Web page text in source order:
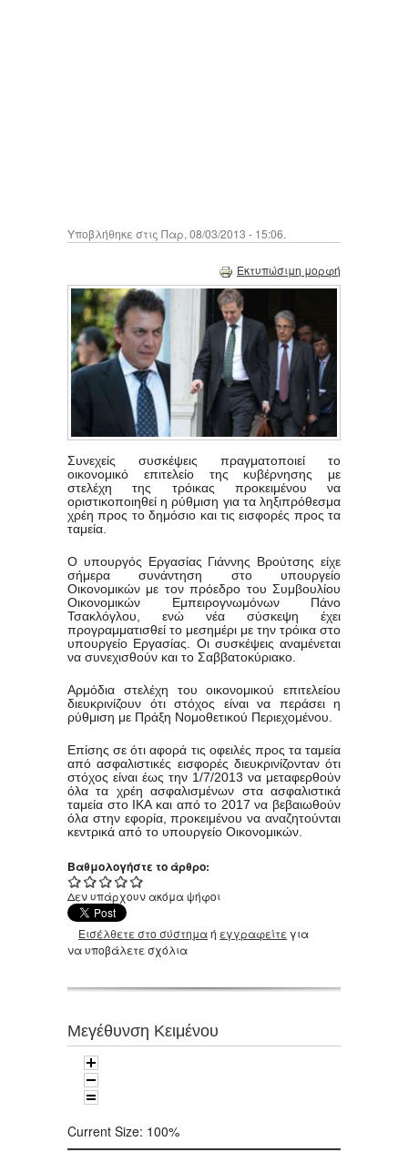
Υποβλήθηκε στις Παρ, 08/03/2013 - 15:06.
Εκτυπώσιμη μορφή
Συνεχείς συσκέψεις πραγματοποιεί το
οικονομικό επιτελείο της κυβέρνησης με
στελέχη της τρόικας προκειμένου να
οριστικοποιηθεί η ρύθμιση για τα ληξιπρόθεσμα
χρέη προς το δημόσιο και τις εισφορές προς τα
ταμεία.
Ο υπουργός Εργασίας Γιάννης Βρούτσης είχε
σήμερα συνάντηση στο υπουργείο
Οικονομικών με τον πρόεδρο του Συμβουλίου
Οικονομικών Εμπειρογνωμόνων Πάνο
Τσακλόγλου, ενώ νέα σύσκεψη έχει
προγραμματισθεί το μεσημέρι με την τρόικα στο
υπουργείο Εργασίας. Οι συσκέψεις αναμένεται
να συνεχισθούν και το Σαββατοκύριακο.
Αρμόδια στελέχη του οικονομικού επιτελείου
διευκρινίζουν ότι στόχος είναι να περάσει η
ρύθμιση με Πράξη Νομοθετικού Περιεχομένου.
Επίσης σε ότι αφορά τις οφειλές προς τα ταμεία
από ασφαλιστικές εισφορές διευκρινίζονταν ότι
στόχος είναι έως την 1/7/2013 να μεταφερθούν
όλα τα χρέη ασφαλισμένων στα ασφαλιστικά
ταμεία στο ΙΚΑ και από το 2017 να βεβαιωθούν
όλα στην εφορία, προκειμένου να αναζητούνται
κεντρικά από το υπουργείο Οικονομικών.
Βαθμολογήστε το άρθρο:
Δεν υπάρχουν ακόμα ψήφοι
Εισέλθετε στο σύστημαή εγγραφείτε για
να υποβάλετε σχόλια
Μεγέθυνση Κειμένου
Current Size: 100%